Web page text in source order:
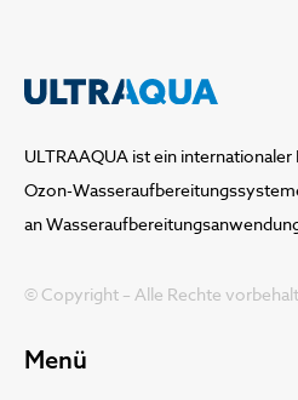
ULTRAAQUA ist ein
Ozon-
an
© Copyright – Alle Rechte
Menü